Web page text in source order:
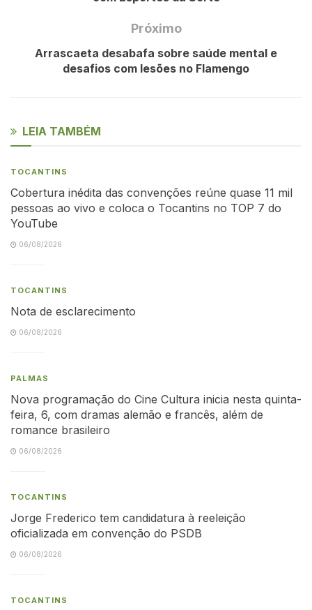
Próximo
Arrascaeta desabafa sobre saúde mental e
desafios com lesões no Flamengo
LEIA TAMBÉM
TOCANTINS
Cobertura inédita das convenções reúne quase 11 mil
pessoas ao vivo e coloca o Tocantins no TOP 7 do
YouTube
06/08/2026
TOCANTINS
Nota de esclarecimento
06/08/2026
PALMAS
Nova programação do Cine Cultura inicia nesta quinta-
feira, 6, com dramas alemão e francês, além de
romance brasileiro
06/08/2026
TOCANTINS
Jorge Frederico tem candidatura à reeleição
oficializada em convenção do PSDB
06/08/2026
TOCANTINS